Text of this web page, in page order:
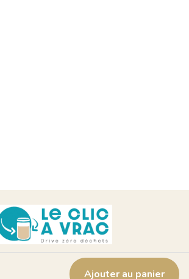
Suivez nous !Ajouter au panier